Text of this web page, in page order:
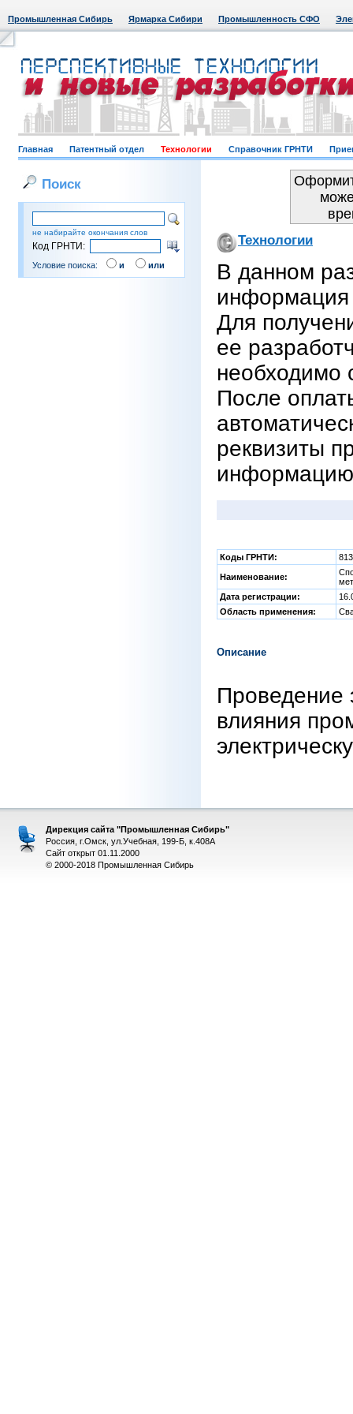
Промышленная Сибирь Ярмарка Сибири Промышленность СФО
Главная Патентный отдел Технологии Справочник ГРНТИ
Поиск
не набирайте окончания слов
Код ГРНТИ:
Условие поиска: и или
Технологии
В данном
информация
Для
ее
необходимо
После
реквизиты
Коды ГРНТИ:
Наименование:
Дата регистрации:
Область применения:
Описание
Проведение
влияния
Дирекция сайта "Промышленная Сибирь"
Россия, г.Омск, ул.Учебная, 199-Б, к.408А
Сайт открыт 01.11.2000
© 2000-2018 Промышленная Сибирь